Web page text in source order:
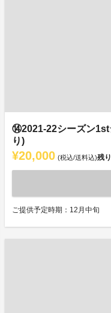
⑭2021-22シーズン1st
り)
¥20,000 (税込/送料込)残り
ご提供予定時期：12月中旬